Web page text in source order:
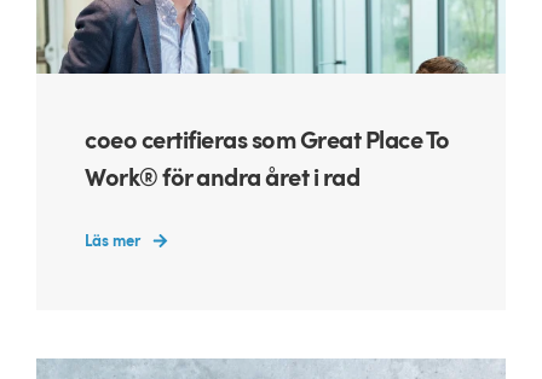
coeo certifieras som Great Place To
Work® för andra året i rad
Läs mer